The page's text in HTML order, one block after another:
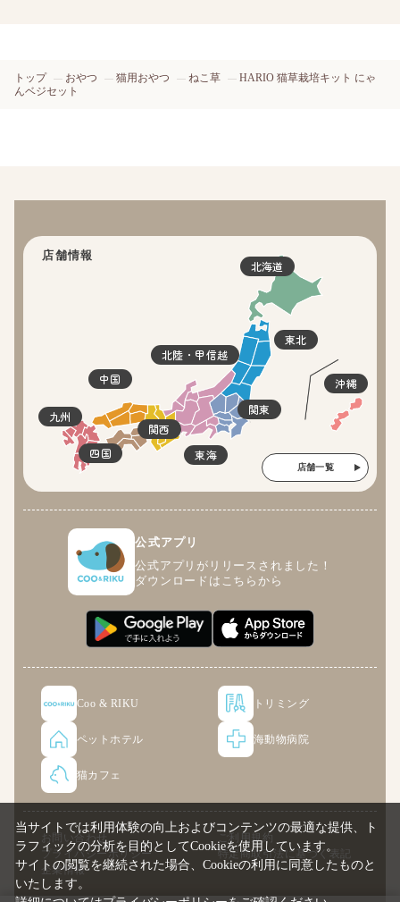
トップ おやつ 猫用おやつ ねこ草
HARIO 猫草栽培キット にゃ
んベジセット
店舗情報
北海道
東北
関東
北陸・甲信越
東海
関西
四国
中国
九州
沖縄
店舗一覧
公式アプリ
公式アプリがリリースされました！
ダウンロードはこちらから
Coo & RIKU トリミング
ペットホテル 海動物病院
猫カフェ
お問い合わせ
ご利用規約
プライバシーポリシー
特定商取引法に基づく表記
企業情報
当サイトでは利用体験の向上およびコンテンツの最適な提供、ト
ラフィックの分析を目的としてCookieを使用しています。
サイトの閲覧を継続された場合、Cookieの利用に同意したものと
いたします。